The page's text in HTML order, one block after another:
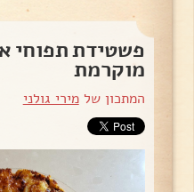
פשטידת תפוחי
מוקרמת
המתכון שלמירי גולני